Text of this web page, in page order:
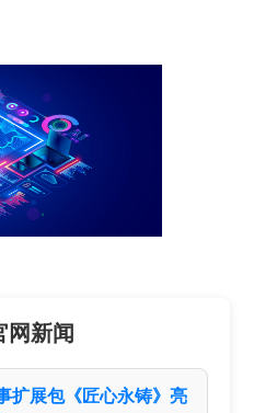
网新闻
扩展包《匠心永铸》亮